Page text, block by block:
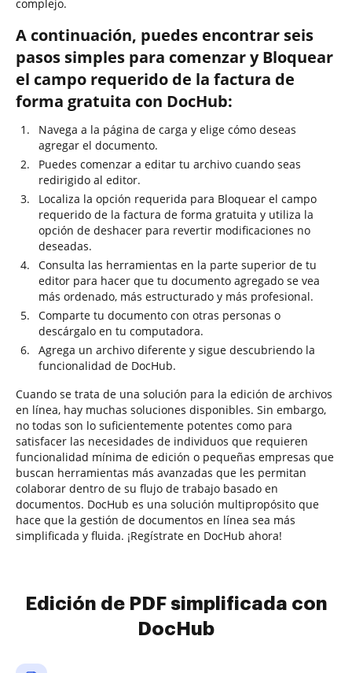
complejo.
A continuación, puedes encontrar seis
pasos simples para comenzar y Bloquear
el campo requerido de la factura de
forma gratuita con DocHub:
Navega a la página de carga y elige cómo deseas
agregar el documento.
Puedes comenzar a editar tu archivo cuando seas
redirigido al editor.
Localiza la opción requerida para Bloquear el campo
requerido de la factura de forma gratuita y utiliza la
opción de deshacer para revertir modificaciones no
deseadas.
Consulta las herramientas en la parte superior de tu
editor para hacer que tu documento agregado se vea
más ordenado, más estructurado y más profesional.
Comparte tu documento con otras personas o
descárgalo en tu computadora.
Agrega un archivo diferente y sigue descubriendo la
funcionalidad de DocHub.
Cuando se trata de una solución para la edición de archivos
en línea, hay muchas soluciones disponibles. Sin embargo,
no todas son lo suficientemente potentes como para
satisfacer las necesidades de individuos que requieren
funcionalidad mínima de edición o pequeñas empresas que
buscan herramientas más avanzadas que les permitan
colaborar dentro de su flujo de trabajo basado en
documentos. DocHub es una solución multipropósito que
hace que la gestión de documentos en línea sea más
simplificada y fluida. ¡Regístrate en DocHub ahora!
Edición de PDF simplificada con
DocHub